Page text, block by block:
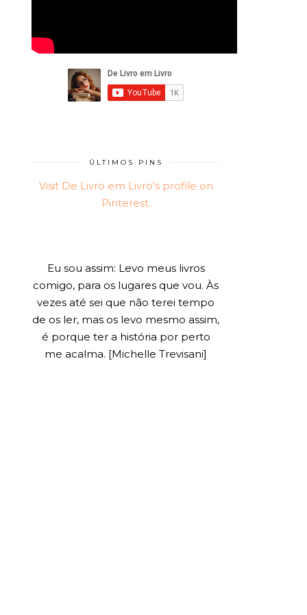
ÚLTIMOS PINS
Visit De Livro em Livro's profile on
Pinterest.
Eu sou assim: Levo meus livros
comigo, para os lugares que vou. Às
vezes até sei que não terei tempo
de os ler, mas os levo mesmo assim,
é porque ter a história por perto
me acalma. [Michelle Trevisani]